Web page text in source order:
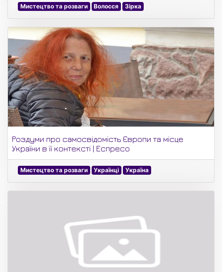
Мистецтво та розваги Волосся Зірка
Роздуми про самосвідомість Європи та місце
України в її контексті | Еспресо
Мистецтво та розваги Українці Україна